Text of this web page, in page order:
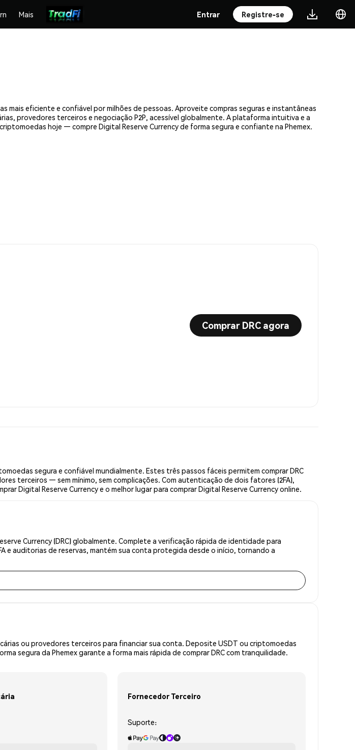
Mais Entrar Registre-se
mais eficiente e confiável por milhões de pessoas. Aproveite compras seguras e instantâneas
provedores terceiros e negociação P2P, acessível globalmente. A plataforma intuitiva e a
hoje — compre Digital Reserve Currency de forma segura e confiante na Phemex.
Comprar DRC agora
segura e confiável mundialmente. Estes três passos fáceis permitem comprar DRC
terceiros — sem mínimo, sem complicações. Com autenticação de dois fatores (2FA),
Digital Reserve Currency e o melhor lugar para comprar Digital Reserve Currency online.
Currency (DRC) globalmente. Complete a verificação rápida de identidade para
e auditorias de reservas, mantém sua conta protegida desde o início, tornando a
ou provedores terceiros para financiar sua conta. Deposite USDT ou criptomoedas
segura da Phemex garante a forma mais rápida de comprar DRC com tranquilidade.
Fornecedor Terceiro
Suporte: